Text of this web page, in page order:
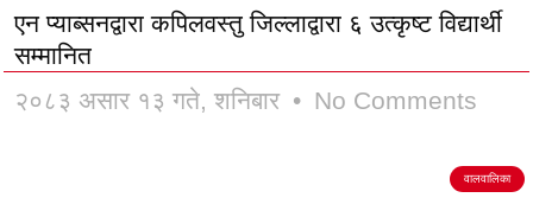
एन प्याब्सनद्वारा कपिलवस्तु जिल्लाद्वारा ६ उत्कृष्ट विद्यार्थी
सम्मानित
२०८३ असार १३ गते, शनिबार
No Comments
वालवालिका